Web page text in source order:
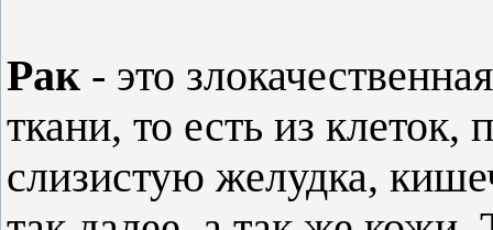
Рак - это
ткани, то есть из
слизистую желудка,